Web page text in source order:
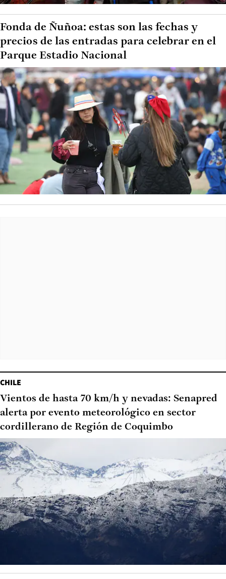
Fonda de Ñuñoa: estas son las fechas y
precios de las entradas para celebrar en el
Parque Estadio Nacional
CHILE
Vientos de hasta 70 km/h y nevadas: Senapred
alerta por evento meteorológico en sector
cordillerano de Región de Coquimbo